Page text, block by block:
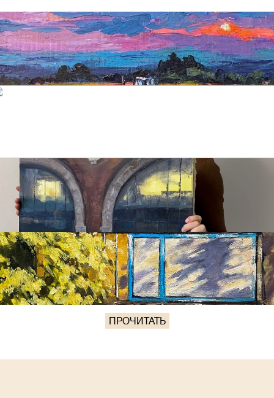
ПРОЧИТАТЬ